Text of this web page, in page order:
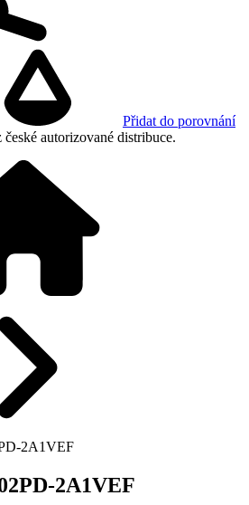
Přidat do porovnání
autorizované distribuce.
2A1VEF
2A1VEF